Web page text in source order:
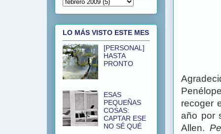
recoger
año por
Allen. Pe
LO MÁS VISTO ESTE MES
[PERSONAL]
HASTA
PRONTO
ESAS
PEQUEÑAS
COSAS:
CAPTAR ESE
NO SÉ QUÉ